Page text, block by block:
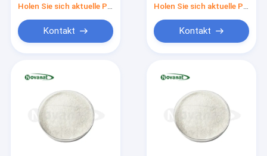
Videos
Über uns
Holen Sie sich aktuelle Preis
Kontakt
Holen Sie sich aktuelle Preis
Kontakt